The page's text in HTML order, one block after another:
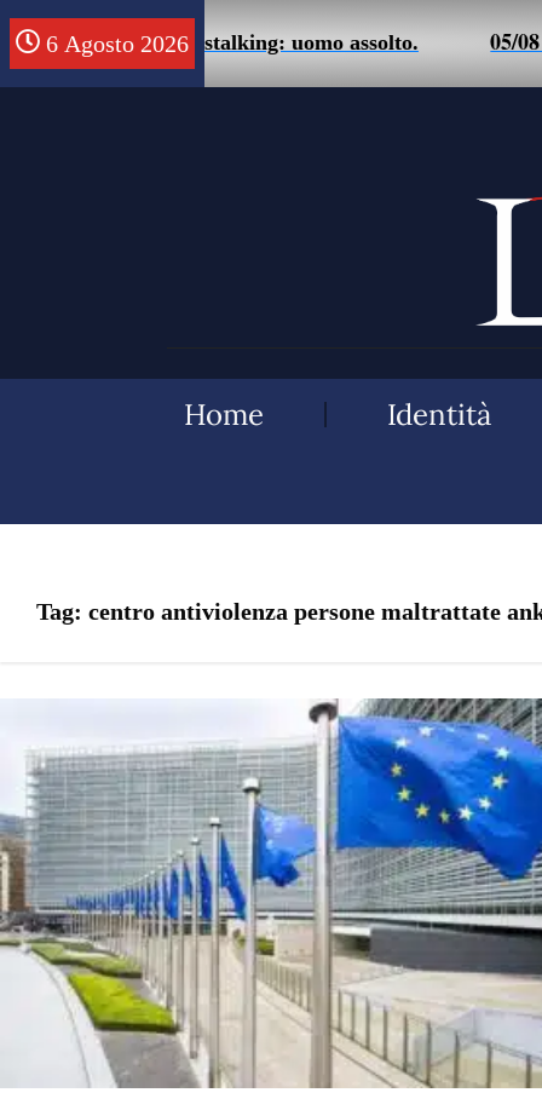
6 Agosto 2026
falsa accusa di stalking: uomo assolto. 05/08 –
Home Identità
Tag: centro antiviolenza persone maltrattate